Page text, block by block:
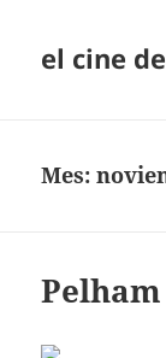
el cine
Mes:
Pelham